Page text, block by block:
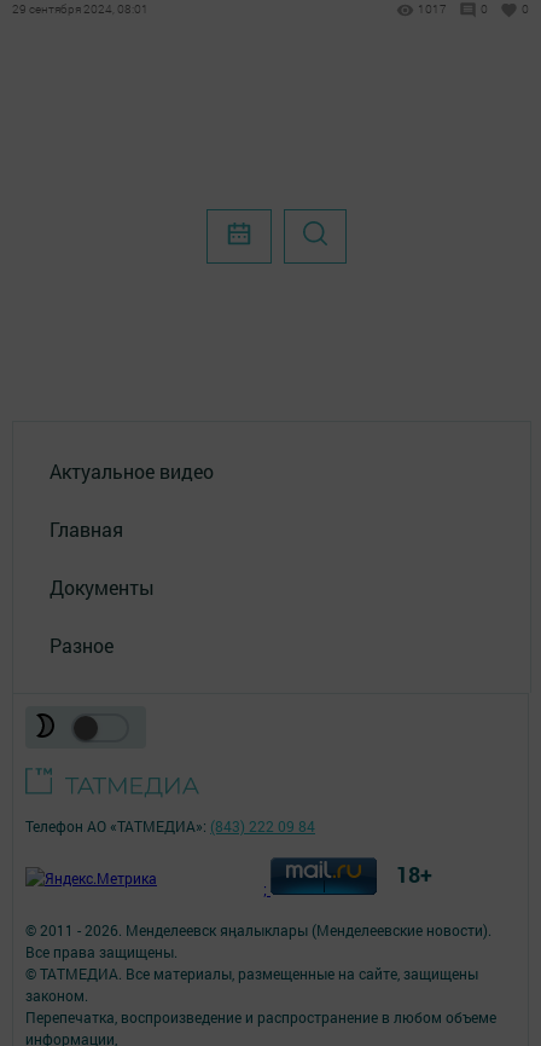
29 сентября 2024, 08:01 1017 0 0
Актуальное видео
Главная
Документы
Разное
© 2011 - 2026. Менделеевск яӊалыклары (Менделеевские новости).
Все права защищены.
© ТАТМЕДИА. Все материалы, размещенные на сайте, защищены
законом.
Перепечатка, воспроизведение и распространение в любом объеме
информации,
Телефон АО «ТАТМЕДИА»: (843) 222 09 84
; 18+